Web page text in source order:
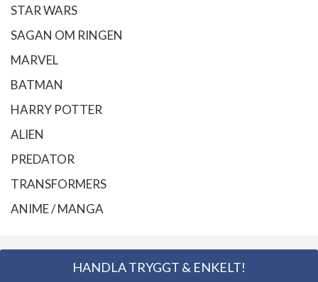
STAR WARS
SAGAN OM RINGEN
MARVEL
BATMAN
HARRY POTTER
ALIEN
PREDATOR
TRANSFORMERS
ANIME / MANGA
HANDLA TRYGGT & ENKELT!